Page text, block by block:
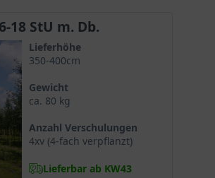
18 StU m. Db.
Lieferhöhe
350-400cm
Gewicht
ca. 80 kg
Anzahl Verschulungen
4xv (4-fach verpflanzt)
Lieferbar ab KW43